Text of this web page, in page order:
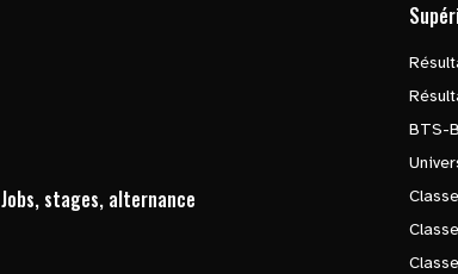
Jobs, stages, alternance
BTS-